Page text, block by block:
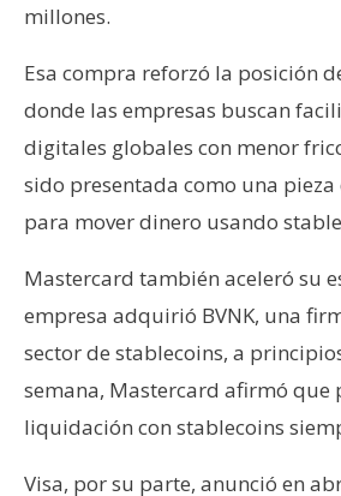
millones.
Esa compra reforzó la posición
donde las empresas buscan
digitales globales con menor
sido presentada como una
para mover dinero usando
Mastercard también aceleró su
empresa adquirió BVNK, una
sector de stablecoins, a
semana, Mastercard afirmó que
liquidación con stablecoins
Visa, por su parte, anunció en